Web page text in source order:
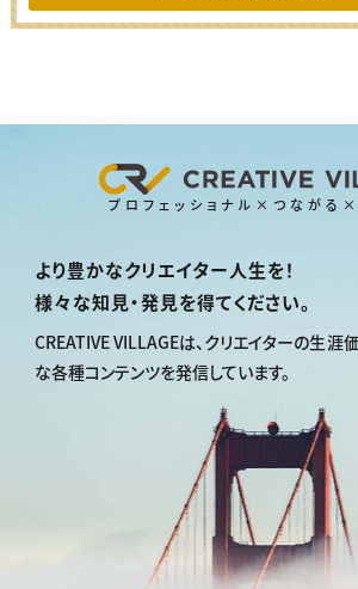
プロフェッショナル×つながる×
より豊かなクリエイター人生を！
様々な知見・発見を得てください。
CREATIVE VILLAGEは、 クリエイターの生涯
な各種コンテンツを発信しています。